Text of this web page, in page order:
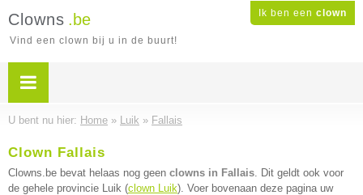
Ik ben een clown
Clowns .be
Vind een clown bij u in de buurt!
U bent nu hier: Home » Luik » Fallais
Clown Fallais
Clowns.be bevat helaas nog geen clowns in Fallais. Dit geldt ook voor
de gehele provincie Luik (clown Luik). Voer bovenaan deze pagina uw